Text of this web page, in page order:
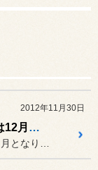
2012年11月30日
11月最後ですね、明日からは12月！！